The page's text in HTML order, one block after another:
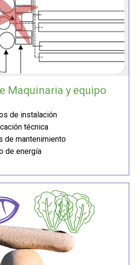
Maquinaria y equipo
de instalación
técnica
de mantenimiento
de energía